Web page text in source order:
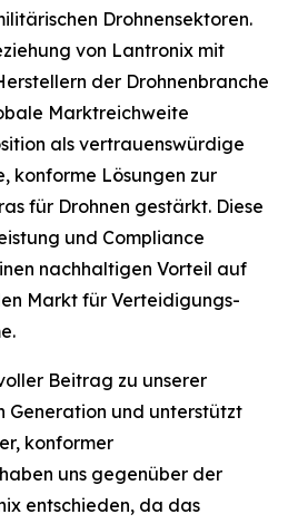
Drohnensektoren.
von Lantronix mit
der Drohnenbranche
Marktreichweite
als vertrauenswürdige
konforme Lösungen zur
für Drohnen gestärkt. Diese
und Compliance
nachhaltigen Vorteil auf
Markt für Verteidigungs-
Beitrag zu unserer
Generation und unterstützt
konformer
uns gegenüber der
entschieden, da das